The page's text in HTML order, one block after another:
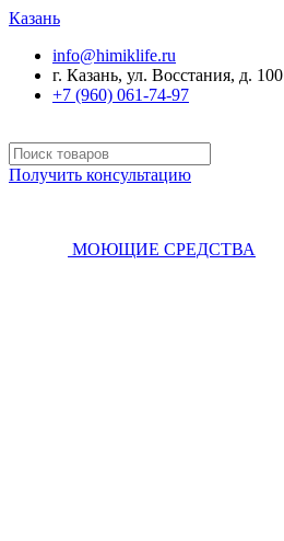
Казань
info@himiklife.ru
г. Казань, ул. Восстания, д. 100
+7 (960) 061-74-97
Получить консультацию
МОЮЩИЕ СРЕДСТВА